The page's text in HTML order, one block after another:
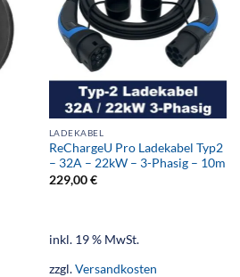
LADEKABEL
ReChargeU Pro Ladekabel Typ2
– 32A – 22kW – 3-Phasig – 10m
229,00€
inkl. 19 % MwSt.
zzgl.Versandkosten